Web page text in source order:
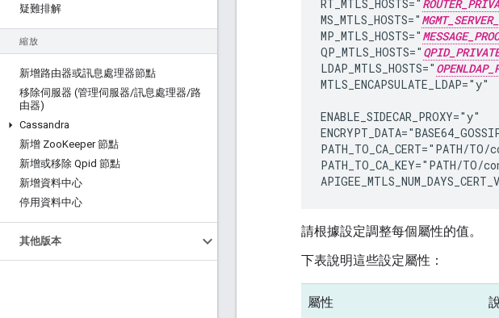
疑難排解
縮放
新增路由器或訊息處理器節點
移除伺服器 (管理伺服器/訊息處理器/路
由器)
Cassandra
新增 ZooKeeper 節點
新增或移除 Qpid 節點
新增資料中心
停用資料中心
其他版本
RT_MTLS_HOSTS="
MS_MTLS_HOSTS="
MP_MTLS_HOSTS="
QP_MTLS_HOSTS="
LDAP_MTLS_HOSTS="
MTLS_ENCAPSULATE_LDAP="y"
ENABLE_SIDECAR_PROXY="y"
PATH_TO_CA_CERT="PATH/
PATH_TO_CA_KEY="PATH/
請根據設定調整每個屬性的值。
下表說明這些設定屬性：
屬性